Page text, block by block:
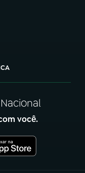
você.